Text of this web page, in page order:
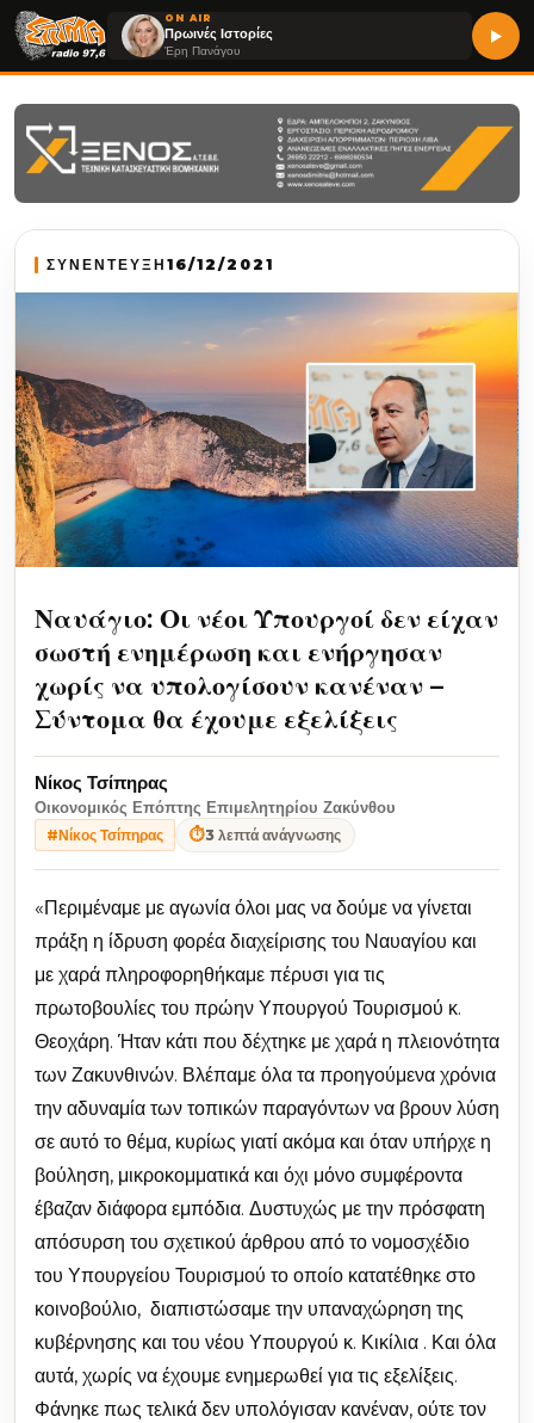
ON AIR
Πρωινές Ιστορίες
Έρη Πανάγου
ΣΥΝΕΝΤΕΥΞΗ 16/12/2021
Ναυάγιο: Οι νέοι Υπουργοί δεν είχαν
σωστή ενημέρωση και ενήργησαν
χωρίς να υπολογίσουν κανέναν –
Σύντομα θα έχουμε εξελίξεις
Νίκος Τσίπηρας
Οικονομικός Επόπτης Επιμελητηρίου Ζακύνθου
#Νίκος Τσίπηρας ⏱3 λεπτά ανάγνωσης
«Περιμέναμε με αγωνία όλοι μας να δούμε να γίνεται
πράξη η ίδρυση φορέα διαχείρισης του Ναυαγίου και
με χαρά πληροφορηθήκαμε πέρυσι για τις
πρωτοβουλίες του πρώην Υπουργού Τουρισμού κ.
Θεοχάρη. Ήταν κάτι που δέχτηκε με χαρά η πλειονότητα
των Ζακυνθινών. Βλέπαμε όλα τα προηγούμενα χρόνια
την αδυναμία των τοπικών παραγόντων να βρουν λύση
σε αυτό το θέμα, κυρίως γιατί ακόμα και όταν υπήρχε η
βούληση, μικροκομματικά και όχι μόνο συμφέροντα
έβαζαν διάφορα εμπόδια. Δυστυχώς με την πρόσφατη
απόσυρση του σχετικού άρθρου από το νομοσχέδιο
του Υπουργείου Τουρισμού το οποίο κατατέθηκε στο
κοινοβούλιο, διαπιστώσαμε την υπαναχώρηση της
κυβέρνησης και του νέου Υπουργού κ. Κικίλια . Και όλα
αυτά, χωρίς να έχουμε ενημερωθεί για τις εξελίξεις.
Φάνηκε πως τελικά δεν υπολόγισαν κανέναν, ούτε τον